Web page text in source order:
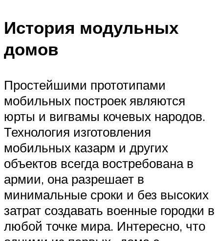
История модульных
домов
Простейшими прототипами
мобильных построек являются
юрты и вигвамы кочевых народов.
Технология изготовления
мобильных казарм и других
объектов всегда востребована в
армии, она разрешает в
минимальные сроки и без высоких
затрат создавать военные городки в
любой точке мира. Интересно, что